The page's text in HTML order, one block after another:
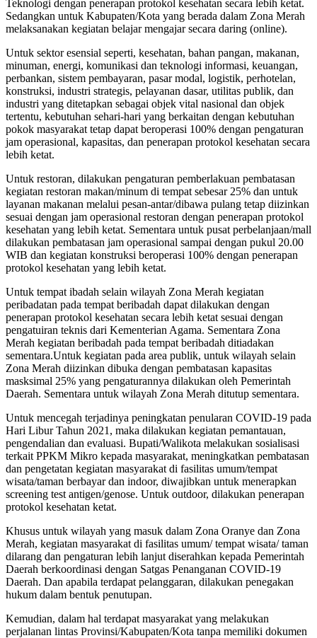
Teknologi dengan penerapan protokol kesehatan secara lebih ketat.
Sedangkan untuk Kabupaten/Kota yang berada dalam Zona Merah
melaksanakan kegiatan belajar mengajar secara daring (online).
Untuk sektor esensial seperti, kesehatan, bahan pangan, makanan,
minuman, energi, komunikasi dan teknologi informasi, keuangan,
perbankan, sistem pembayaran, pasar modal, logistik, perhotelan,
konstruksi, industri strategis, pelayanan dasar, utilitas publik, dan
industri yang ditetapkan sebagai objek vital nasional dan objek
tertentu, kebutuhan sehari-hari yang berkaitan dengan kebutuhan
pokok masyarakat tetap dapat beroperasi 100% dengan pengaturan
jam operasional, kapasitas, dan penerapan protokol kesehatan secara
lebih ketat.
Untuk restoran, dilakukan pengaturan pemberlakuan pembatasan
kegiatan restoran makan/minum di tempat sebesar 25% dan untuk
layanan makanan melalui pesan-antar/dibawa pulang tetap diizinkan
sesuai dengan jam operasional restoran dengan penerapan protokol
kesehatan yang lebih ketat. Sementara untuk pusat perbelanjaan/mall
dilakukan pembatasan jam operasional sampai dengan pukul 20.00
WIB dan kegiatan konstruksi beroperasi 100% dengan penerapan
protokol kesehatan yang lebih ketat.
Untuk tempat ibadah selain wilayah Zona Merah kegiatan
peribadatan pada tempat beribadah dapat dilakukan dengan
penerapan protokol kesehatan secara lebih ketat sesuai dengan
pengatuiran teknis dari Kementerian Agama. Sementara Zona
Merah kegiatan beribadah pada tempat beribadah ditiadakan
sementara.Untuk kegiatan pada area publik, untuk wilayah selain
Zona Merah diizinkan dibuka dengan pembatasan kapasitas
masksimal 25% yang pengaturannya dilakukan oleh Pemerintah
Daerah. Sementara untuk wilayah Zona Merah ditutup sementara.
Untuk mencegah terjadinya peningkatan penularan COVID-19 pada
Hari Libur Tahun 2021, maka dilakukan kegiatan pemantauan,
pengendalian dan evaluasi. Bupati/Walikota melakukan sosialisasi
terkait PPKM Mikro kepada masyarakat, meningkatkan pembatasan
dan pengetatan kegiatan masyarakat di fasilitas umum/tempat
wisata/taman berbayar dan indoor, diwajibkan untuk menerapkan
screening test antigen/genose. Untuk outdoor, dilakukan penerapan
protokol kesehatan ketat.
Khusus untuk wilayah yang masuk dalam Zona Oranye dan Zona
Merah, kegiatan masyarakat di fasilitas umum/ tempat wisata/ taman
dilarang dan pengaturan lebih lanjut diserahkan kepada Pemerintah
Daerah berkoordinasi dengan Satgas Penanganan COVID-19
Daerah. Dan apabila terdapat pelanggaran, dilakukan penegakan
hukum dalam bentuk penutupan.
Kemudian, dalam hal terdapat masyarakat yang melakukan
perjalanan lintas Provinsi/Kabupaten/Kota tanpa memiliki dokumen